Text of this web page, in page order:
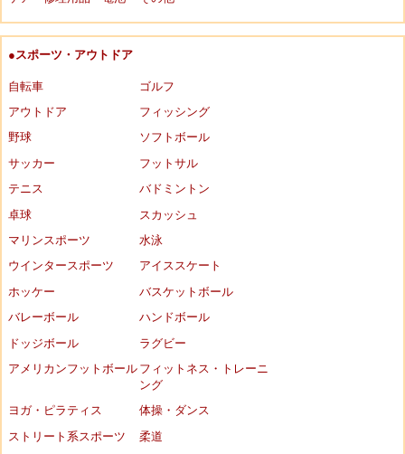
●スポーツ・アウトドア
自転車
ゴルフ
アウトドア
フィッシング
野球
ソフトボール
サッカー
フットサル
テニス
バドミントン
卓球
スカッシュ
マリンスポーツ
水泳
ウインタースポーツ
アイススケート
ホッケー
バスケットボール
バレーボール
ハンドボール
ドッジボール
ラグビー
アメリカンフットボール フィットネス・トレーニ
ング
ヨガ・ピラティス
体操・ダンス
ストリート系スポーツ
柔道